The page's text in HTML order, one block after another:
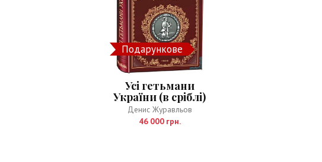
Подарункове
Усі гетьмани
України (в сріблі)
Денис Журавльов
46 000 грн.